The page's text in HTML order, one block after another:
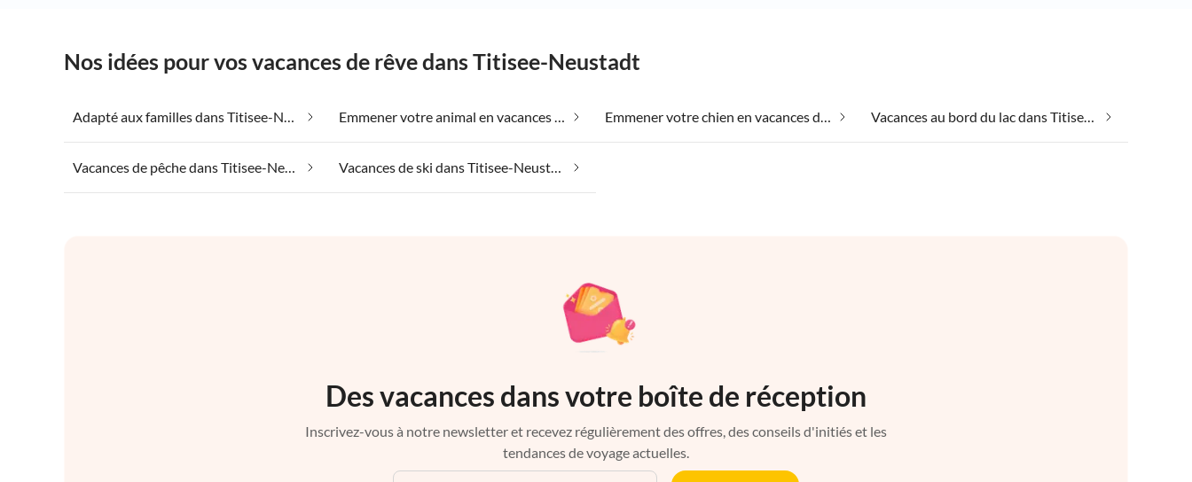
Nos idées pour vos vacances de rêve dans Titisee-Neustadt
Adapté aux familles dans Titisee-Neustadt Emmener votre animal en vacances dans Titisee-Neustadt Emmener votre chien en vacances dans Titisee-Neustadt Vacances au bord du lac dans Titisee-Neustadt
Vacances de pêche dans Titisee-Neustadt Vacances de ski dans Titisee-Neustadt
Des vacances dans votre boîte de réception
Inscrivez-vous à notre newsletter et recevez régulièrement des offres, des conseils d'initiés et les
tendances de voyage actuelles.